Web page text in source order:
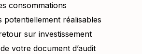
consommations
potentiellement réalisables
sur investissement
votre document d’audit